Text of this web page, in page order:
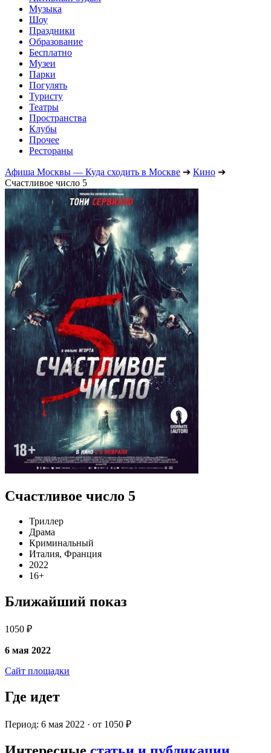
Музыка
Шоу
Праздники
Образование
Бесплатно
Музеи
Парки
Погулять
Туристу
Театры
Пространства
Клубы
Прочее
Рестораны
Афиша Москвы — Куда сходить в Москве ➔ Кино ➔
Счастливое число 5
Счастливое число 5
Триллер
Драма
Криминальный
Италия, Франция
2022
16+
Ближайший показ
1050 ₽
6 мая 2022
Сайт площадки
Где идет
Период: 6 мая 2022 · от 1050 ₽